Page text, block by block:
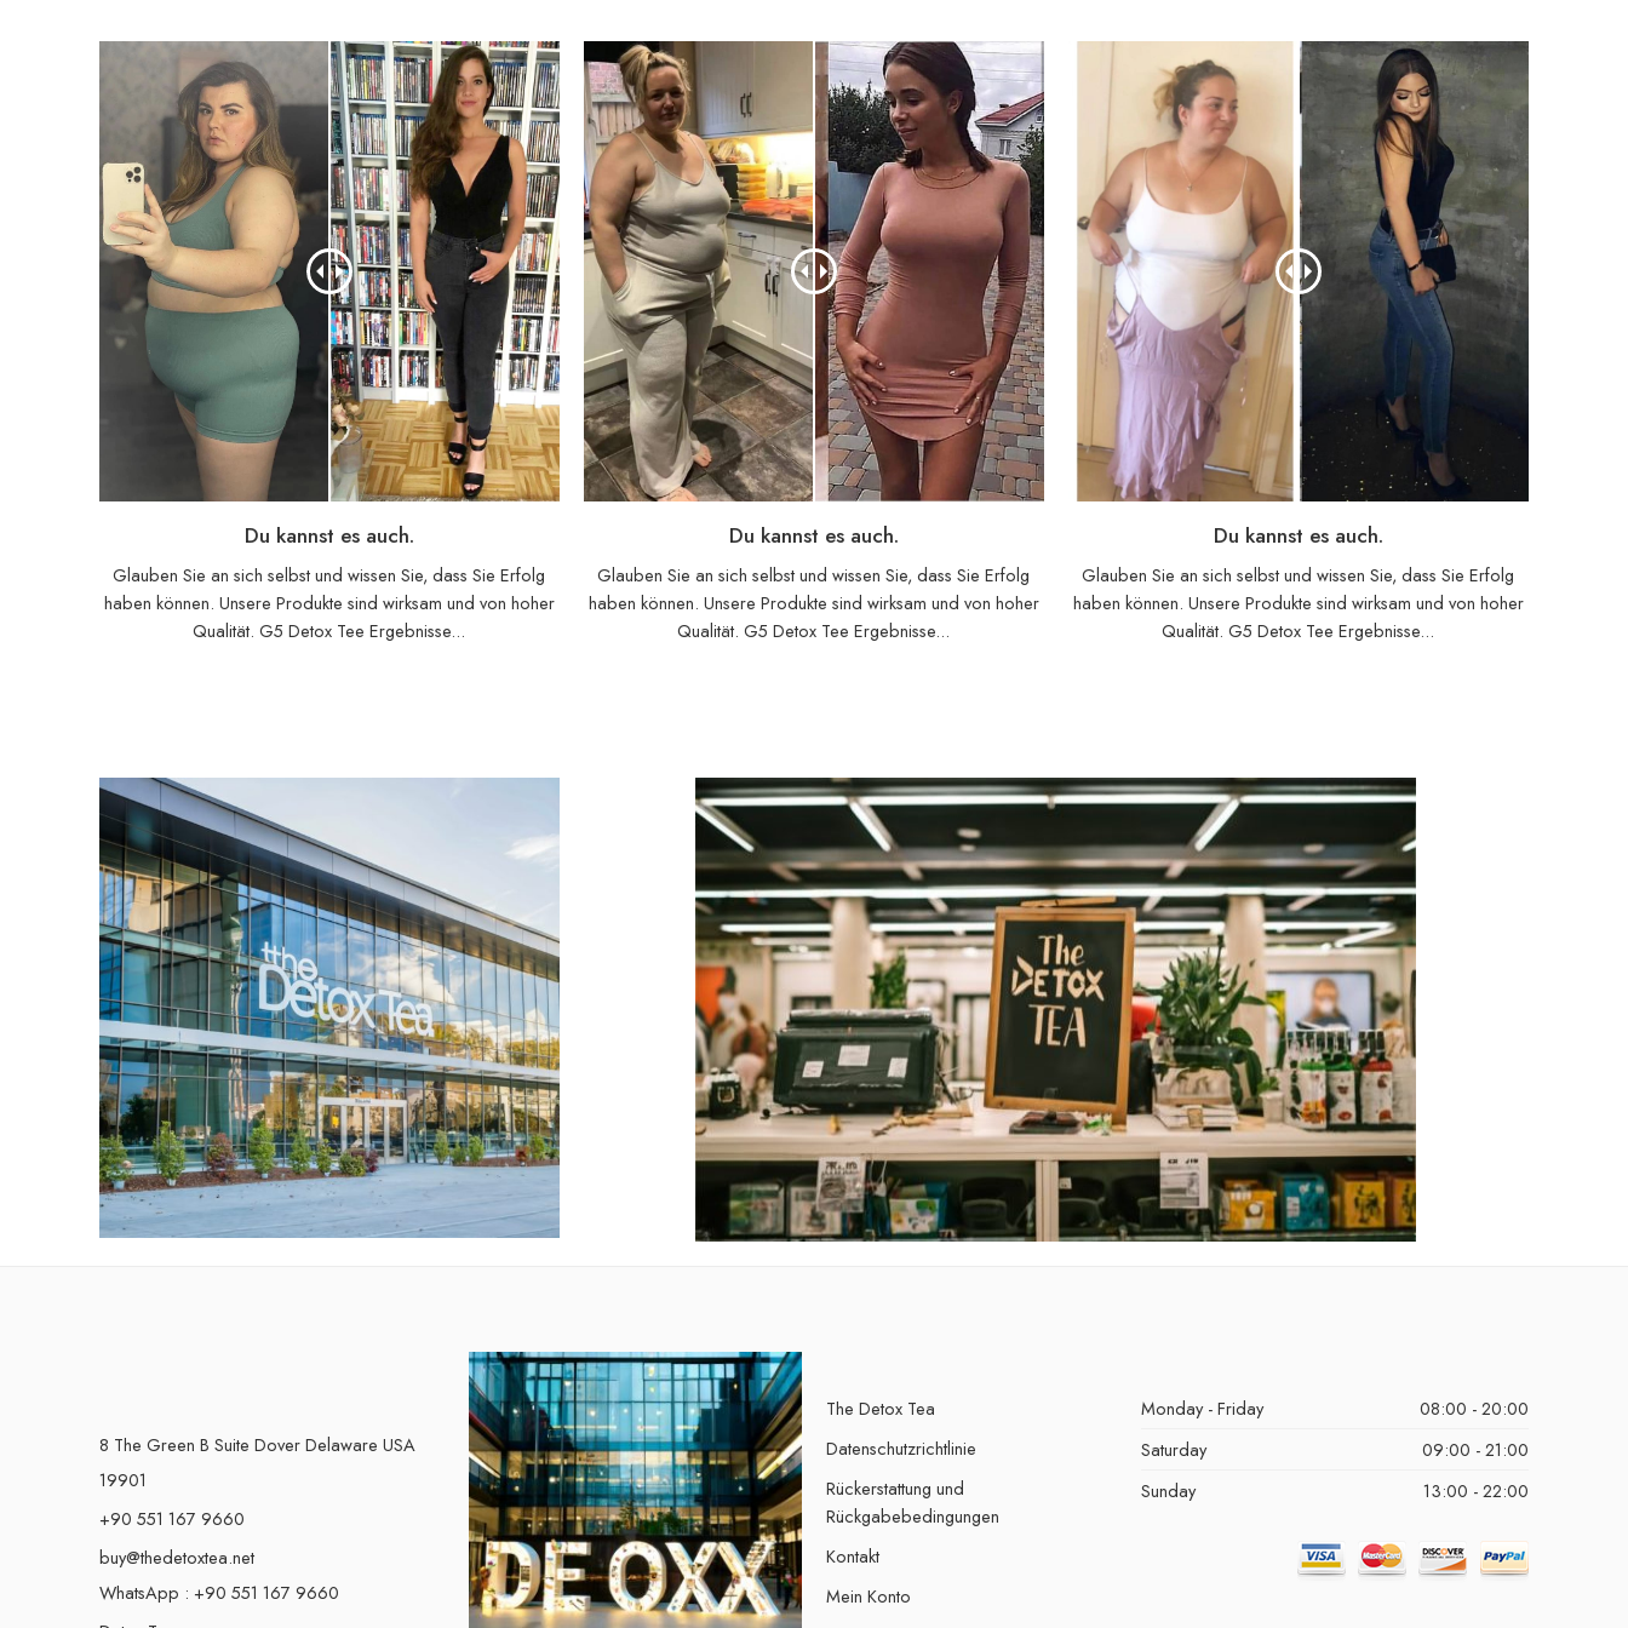
Du kannst es auch.
Glauben Sie an sich selbst und wissen Sie, dass Sie Erfolg
haben können. Unsere Produkte sind wirksam und von hoher
Qualität. G5 Detox Tee Ergebnisse...
Du kannst es auch.
Glauben Sie an sich selbst und wissen Sie, dass Sie Erfolg
haben können. Unsere Produkte sind wirksam und von hoher
Qualität. G5 Detox Tee Ergebnisse...
Du kannst es auch.
Glauben Sie an sich selbst und wissen Sie, dass Sie Erfolg
haben können. Unsere Produkte sind wirksam und von hoher
Qualität. G5 Detox Tee Ergebnisse...
8 The Green B Suite Dover Delaware USA
19901
+90 551 167 9660
buy@thedetoxtea.net
WhatsApp : +90 551 167 9660
The Detox Tea
Datenschutzrichtlinie
Rückerstattung und
Rückgabebedingungen
Kontakt
Mein Konto
Monday - Friday
08:00 - 20:00
Saturday
09:00 - 21:00
Sunday
13:00 - 22:00